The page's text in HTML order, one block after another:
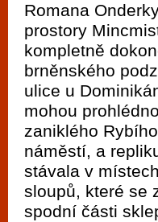
Romana
prostory
kompletně
brněnského
ulice u
mohou
zaniklého
náměstí, a
stávala v
sloupů, které se
spodní části
Mimo jiné je ale
vyzkoušet
metropoli
po moderní
příležitostné